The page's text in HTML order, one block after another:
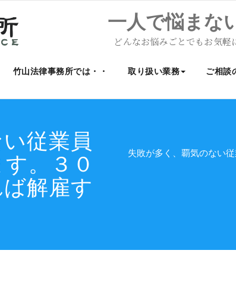
一人で悩まな
どんなお悩みごとでもお気軽
竹山法律事務所では・・ 取り扱い業務 ご相談
従業員
。３０
解雇す
失敗が多く、覇気のない